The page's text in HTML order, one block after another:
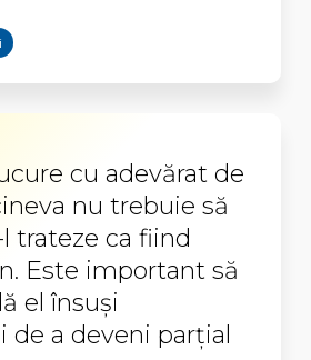
cu adevărat de
nu trebuie să
trateze ca fiind
Este important să
el însuși
de a deveni parțial